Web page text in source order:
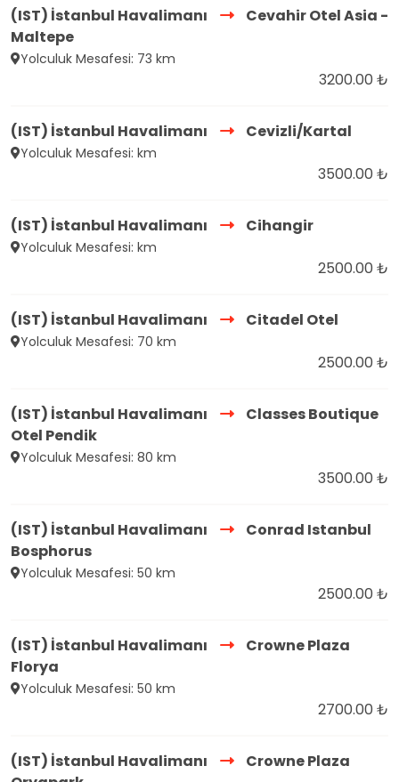
(IST) İstanbul Havalimanı
Cevahir Otel Asia -
Maltepe
Yolculuk Mesafesi: 73 km
3200.00 ₺
(IST) İstanbul Havalimanı Cevizli/Kartal
Yolculuk Mesafesi: km
3500.00 ₺
(IST) İstanbul Havalimanı Cihangir
Yolculuk Mesafesi: km
2500.00 ₺
(IST) İstanbul Havalimanı Citadel Otel
Yolculuk Mesafesi: 70 km
2500.00 ₺
(IST) İstanbul Havalimanı
Classes Boutique
Otel Pendik
Yolculuk Mesafesi: 80 km
3500.00 ₺
(IST) İstanbul Havalimanı
Conrad Istanbul
Bosphorus
Yolculuk Mesafesi: 50 km
2500.00 ₺
(IST) İstanbul Havalimanı
Crowne Plaza
Florya
Yolculuk Mesafesi: 50 km
2700.00 ₺
(IST) İstanbul Havalimanı
Crowne Plaza